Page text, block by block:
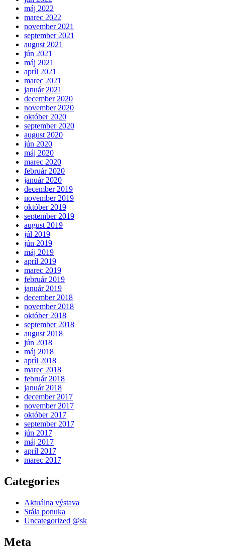
máj 2022
marec 2022
november 2021
september 2021
august 2021
jún 2021
máj 2021
apríl 2021
marec 2021
január 2021
december 2020
november 2020
október 2020
september 2020
august 2020
jún 2020
máj 2020
marec 2020
február 2020
január 2020
december 2019
november 2019
október 2019
september 2019
august 2019
júl 2019
jún 2019
máj 2019
apríl 2019
marec 2019
február 2019
január 2019
december 2018
november 2018
október 2018
september 2018
august 2018
jún 2018
máj 2018
apríl 2018
marec 2018
február 2018
január 2018
december 2017
november 2017
október 2017
september 2017
jún 2017
máj 2017
apríl 2017
marec 2017
Categories
Aktuálna výstava
Stála ponuka
Uncategorized @sk
Meta